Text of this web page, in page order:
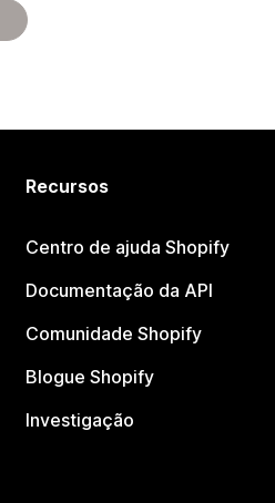
Recursos
Centro de ajuda Shopify
Documentação da API
Comunidade Shopify
Blogue Shopify
Investigação